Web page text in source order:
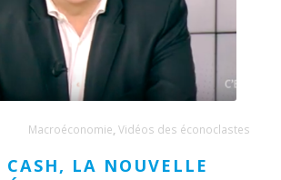
Macroéconomie ,Vidéos des éconoclastes
CASH, LA NOUVELLE